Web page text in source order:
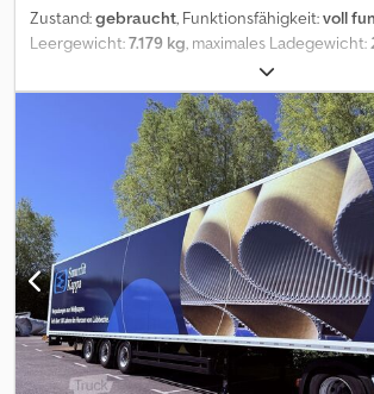
Zustand:gebraucht, Funktionsfähigkeit:voll
Leergewicht:7.179 kg, maximales Ladegewicht:
, Achsen-
Erstzulassung:07/2018, nächste Prüfung (TÜV):
Laderaumlänge:13.560 mm, Laderaumbreite:
Laderaumhöhe:2.730 mm, Federung:Luft,
Reifenzustand:70 %, Höchstgeschwindigkeit:
, Anhängerbremse:Anhänger gebremst,
Ausstattung:ABS, Zu Verkaufen - aus unserem
- 1.Hand KÖGEL S24-3 * Koffer Trockenfracht
Liftachse BPW ECO Air * Code XL * Kögel
Kofferauflieger * Aluminiumrolltor Wihag Train
Systemverkehr lose Ladung :*
EN 12642 Code XL *Doppelte Ankerschienen
Ladungssicherung * Innen Stahlrammschutz